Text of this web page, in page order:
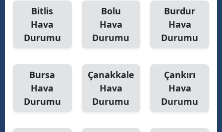
Bitlis
Hava
Durumu
Bolu
Hava
Durumu
Burdur
Hava
Durumu
Bursa
Hava
Durumu
Çanakkale
Hava
Durumu
Çankırı
Hava
Durumu